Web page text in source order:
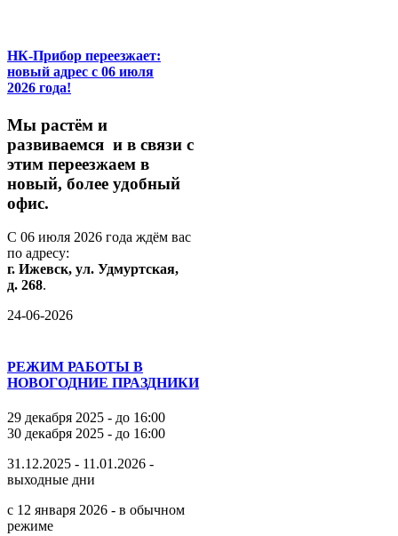
НК-Прибор переезжает:
новый адрес с 06 июля
2026 года!
Мы растём и
развиваемся и в связи с
этим переезжаем в
новый, более удобный
офис.
С 06 июля 2026 года ждём вас
по адресу:
г. Ижевск, ул. Удмуртская,
д. 268.
24-06-2026
РЕЖИМ РАБОТЫ В
НОВОГОДНИЕ ПРАЗДНИКИ
29 декабря 2025 - до 16:00
30 декабря 2025 - до 16:00
31.12.2025 - 11.01.2026 -
выходные дни
с 12 января 2026 - в обычном
режиме